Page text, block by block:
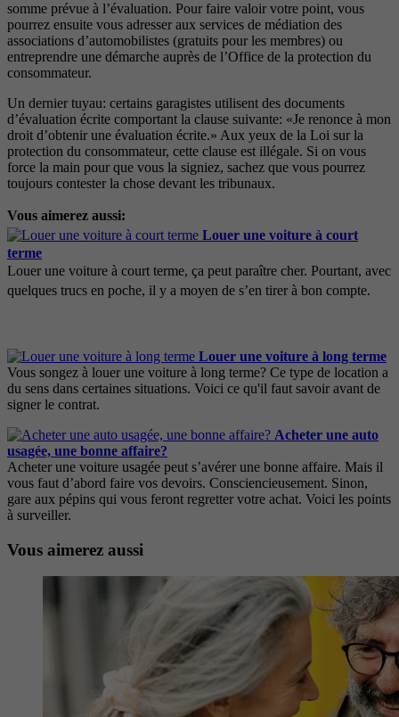
somme prévue à l’évaluation. Pour faire valoir votre point, vous
pourrez ensuite vous adresser aux services de médiation des
associations d’automobilistes (gratuits pour les membres) ou
entreprendre une démarche auprès de l’Office de la protection du
consommateur.
Un dernier tuyau: certains garagistes utilisent des documents
d’évaluation écrite comportant la clause suivante: «Je renonce à mon
droit d’obtenir une évaluation écrite.» Aux yeux de la Loi sur la
protection du consommateur, cette clause est illégale. Si on vous
force la main pour que vous la signiez, sachez que vous pourrez
toujours contester la chose devant les tribunaux.
Vous aimerez aussi:
Louer une voiture à court
terme
Louer une voiture à court terme, ça peut paraître cher. Pourtant, avec
quelques trucs en poche, il y a moyen de s’en tirer à bon compte.
Louer une voiture à long terme
Vous songez à louer une voiture à long terme? Ce type de location a
du sens dans certaines situations. Voici ce qu'il faut savoir avant de
signer le contrat.
Acheter une auto
usagée, une bonne affaire?
Acheter une voiture usagée peut s’avérer une bonne affaire. Mais il
vous faut d’abord faire vos devoirs. Consciencieusement. Sinon,
gare aux pépins qui vous feront regretter votre achat. Voici les points
à surveiller.
Vous aimerez aussi